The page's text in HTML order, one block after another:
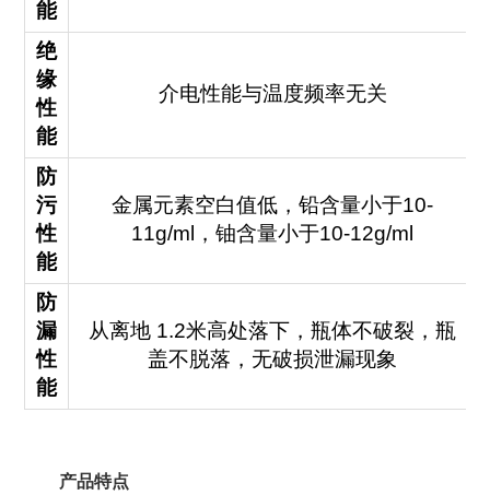
能
绝
缘
性
能
介电性能与温度频率无关
防
污
性
能
金属元素空白值低，铅含量小于10-
11g/ml，铀含量小于10-12g/ml
防
漏
性
能
从离地 1.2米高处落下，瓶体不破裂，瓶
盖不脱落，无破损泄漏现象
产品特点